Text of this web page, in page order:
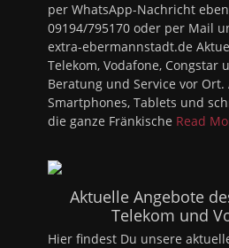
per WhatsApp-Nachricht
09194/795170 oder per Mail
extra-ebermannstadt.de
Telekom, Vodafone, Congstar
Beratung und Service vor Ort.
Smartphones, Tablets und
die ganze Fränkische Read
Aktuelle Angebote
Telekom und
Hier findest Du unsere